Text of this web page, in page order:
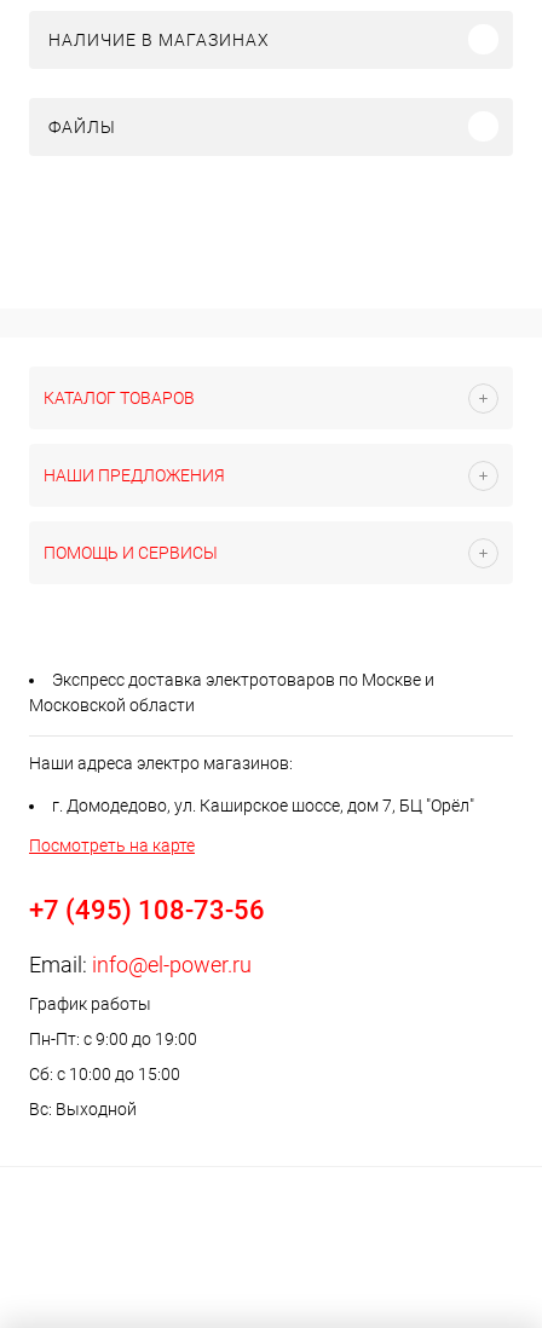
НАЛИЧИЕ В МАГАЗИНАХ
ФАЙЛЫ
КАТАЛОГ ТОВАРОВ
НАШИ ПРЕДЛОЖЕНИЯ
ПОМОЩЬ И СЕРВИСЫ
Экспресс доставка электротоваров по Москве и
Московской области
Наши адреса электро магазинов:
г. Домодедово, ул. Каширское шоссе, дом 7, БЦ "Орёл"
Посмотреть на карте
+7 (495) 108-73-56
Email: info@el-power.ru
График работы
Пн-Пт: с 9:00 до 19:00
Сб: с 10:00 до 15:00
Вс: Выходной